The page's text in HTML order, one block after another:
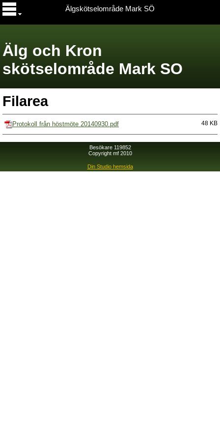
Älg och Kron
skötselområde Mark SO
Älgskötselområde Mark SÖ
Filarea
Protokoll från höstmöte 20140930.pdf 48 KB
Besökare 119852
Copyright mf 2010
Din Studio hemsida